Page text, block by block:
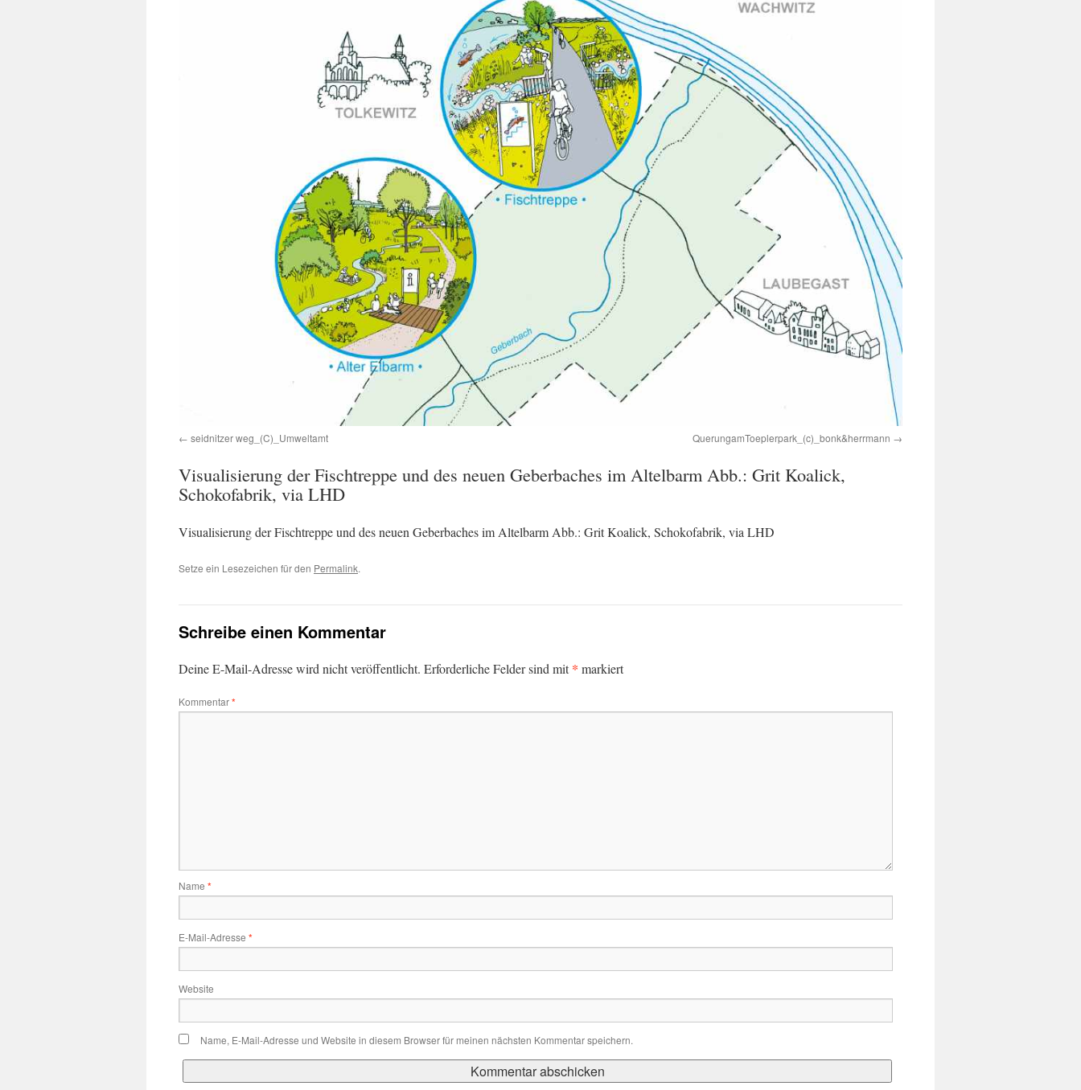
seidnitzer weg_(C)_Umweltamt QuerungamToeplerpark_(c)_bonk&herrmann
Visualisierung der Fischtreppe und des neuen Geberbaches im Altelbarm Abb.: Grit Koalick,
Schokofabrik, via LHD
Visualisierung der Fischtreppe und des neuen Geberbaches im Altelbarm Abb.: Grit Koalick, Schokofabrik, via LHD
Setze ein Lesezeichen für den Permalink.
Schreibe einen Kommentar
Deine E-Mail-Adresse wird nicht veröffentlicht. Erforderliche Felder sind mit* markiert
Kommentar*
Name *
E-Mail-Adresse *
Website
Name, E-Mail-Adresse und Website in diesem Browser für meinen nächsten Kommentar speichern.